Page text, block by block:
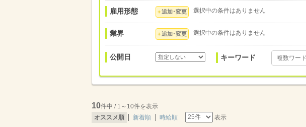
雇用形態 追加･変更 選択中の条件はありません
業界 追加･変更 選択中の条件はありません
公開日 キーワード
10件中 / 1～10件を表示
オススメ順
新着順 時給順 表示